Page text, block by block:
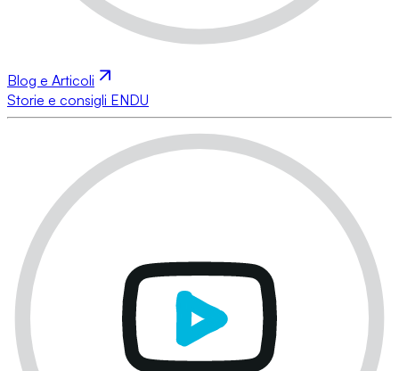
Blog e Articoli
Storie e consigli ENDU